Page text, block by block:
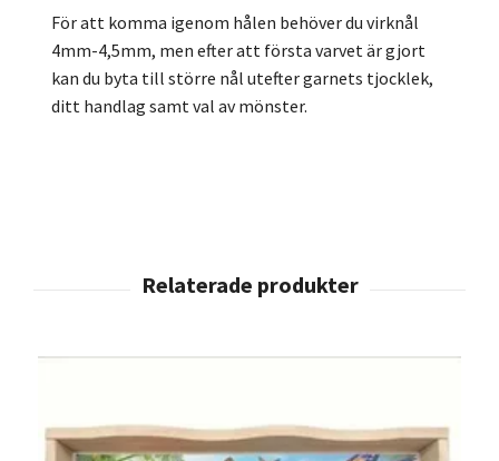
För att komma igenom hålen behöver du virknål
4mm-4,5mm, men efter att första varvet är gjort
kan du byta till större nål utefter garnets tjocklek,
ditt handlag samt val av mönster.